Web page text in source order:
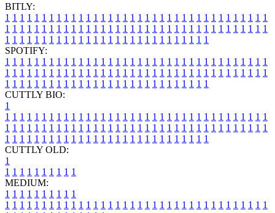
BITLY:
1 1 1 1 1 1 1 1 1 1 1 1 1 1 1 1 1 1 1 1 1 1 1 1 1 1 1 1 1 1 1 1 1 1 1 1
1 1 1 1 1 1 1 1 1 1 1 1 1 1 1 1 1 1 1 1 1 1 1 1 1 1 1 1 1 1 1 1 1 1 1 1
1 1 1 1 1 1 1 1 1 1 1 1 1 1 1 1 1 1 1 1 1 1 1 1 1 1 1 1
SPOTIFY:
1 1 1 1 1 1 1 1 1 1 1 1 1 1 1 1 1 1 1 1 1 1 1 1 1 1 1 1 1 1 1 1 1 1 1 1
1 1 1 1 1 1 1 1 1 1 1 1 1 1 1 1 1 1 1 1 1 1 1 1 1 1 1 1 1 1 1 1 1 1 1 1
1 1 1 1 1 1 1 1 1 1 1 1 1 1 1 1 1 1 1 1 1 1 1 1 1 1 1 1
CUTTLY BIO:
1
1 1 1 1 1 1 1 1 1 1 1 1 1 1 1 1 1 1 1 1 1 1 1 1 1 1 1 1 1 1 1 1 1 1 1 1
1 1 1 1 1 1 1 1 1 1 1 1 1 1 1 1 1 1 1 1 1 1 1 1 1 1 1 1 1 1 1 1 1 1 1 1
1 1 1 1 1 1 1 1 1 1 1 1 1 1 1 1 1 1 1 1 1 1 1 1 1 1 1 1
CUTTLY OLD:
1
1 1 1 1 1 1 1 1 1 1
MEDIUM:
1 1 1 1 1 1 1 1 1 1
1 1 1 1 1 1 1 1 1 1 1 1 1 1 1 1 1 1 1 1 1 1 1 1 1 1 1 1 1 1 1 1 1 1 1 1